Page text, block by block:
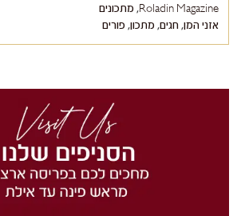
Roladin Magazine
, מתכונים
אזני המן, חגים, מתכון, פורים